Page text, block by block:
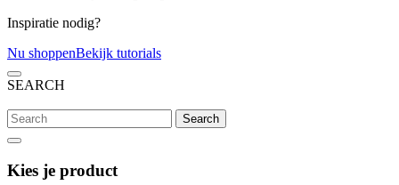
Inspiratie nodig?
Nu shoppenBekijk tutorials
SEARCH
Search
Kies je product